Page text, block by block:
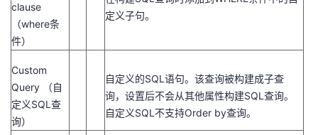
程
认
证
的
实
我
的
支
声
clause
（where条
件）
定义子句。
Custom
Query （自
定义SQL查
询）
自定义的SQL语句。该查询被构建成子查
询，设置后不会从其他属性构建SQL查询。
自定义SQL不支持Order by查询。